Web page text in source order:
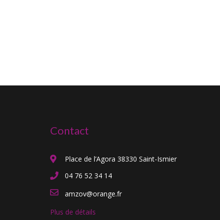
Contact
Place de l’Agora 38330 Saint-Ismier
04 76 52 34 14
amzov@orange.fr
Plus de détails